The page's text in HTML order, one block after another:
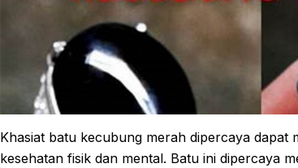
Khasiat batu kecubung merah dipercaya dapat
kesehatan fisik dan mental. Batu ini dipercaya